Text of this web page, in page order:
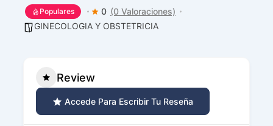
Populares 0 (0 Valoraciones)
GINECOLOGIA Y OBSTETRICIA
Review
Accede Para Escribir Tu Reseña